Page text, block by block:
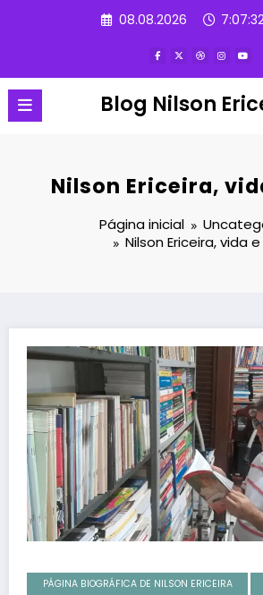
08.08.2026
Blog Nilson
Nilson Ericeira,
Página inicial
Nilson Ericeira, vida
PÁGINA BIOGRÁFICA DE NILSON ERICEIRA